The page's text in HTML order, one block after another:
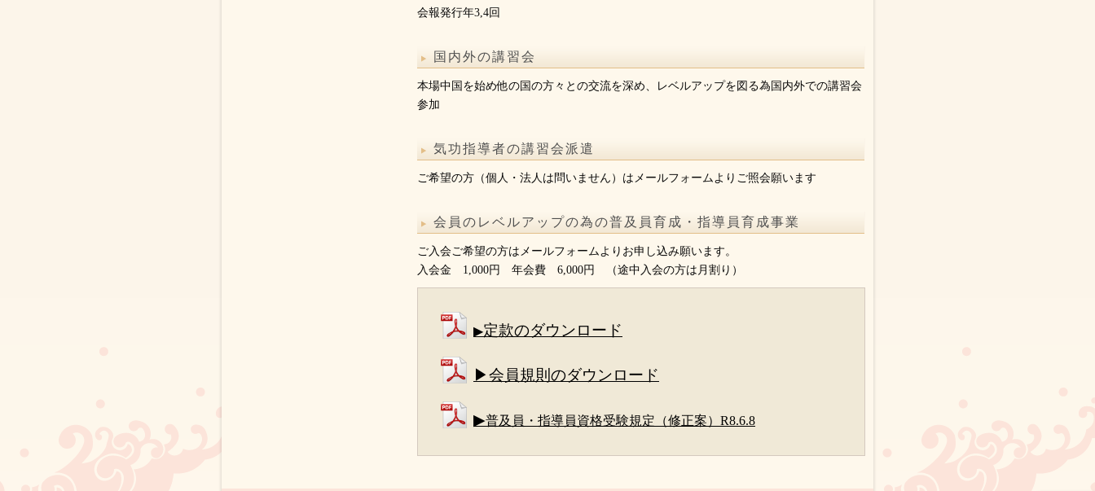
会報発行年3,4回
国内外の講習会
本場中国を始め他の国の方々との交流を深め、レベルアップを図る為国内外での講習会
参加
気功指導者の講習会派遣
ご希望の方（個人・法人は問いません）はメールフォームよりご照会願います
会員のレベルアップの為の普及員育成・指導員育成事業
ご入会ご希望の方はメールフォームよりお申し込み願います。
入会金 1,000円 年会費 6,000円 （途中入会の方は月割り）
▶定款のダウンロード
▶会員規則のダウンロード
▶普及員・指導員資格受験規定（修正案）R8.6.8